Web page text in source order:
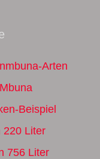
Arten
Beispiel
220 Liter
756 Liter